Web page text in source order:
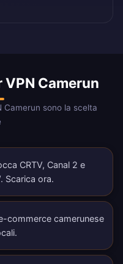
Camerun
Camerun sono la scelta
CRTV, Canal 2 e
Scarica ora.
commerce camerunese